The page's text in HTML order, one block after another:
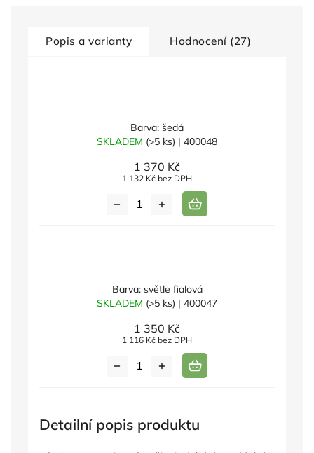
Popis a varianty Hodnocení (27)
Barva: šedá
SKLADEM (>5 ks) | 400048
1 370 Kč
1 132 Kč bez DPH
Barva: světle fialová
SKLADEM (>5 ks) | 400047
1 350 Kč
1 116 Kč bez DPH
Detailní popis produktu